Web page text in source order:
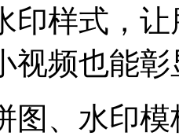
印样式，
视频也能
图、水印